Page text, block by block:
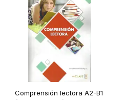
Comprensión lectora A2-B1